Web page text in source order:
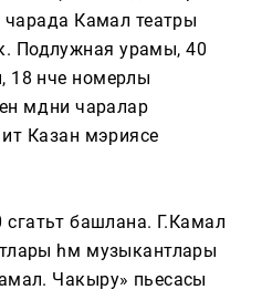
чарада Камал театры
Подлужная урамы, 40
18 нче номерлы
мәдәни чаралар
Казан мэриясе
башлана. Г.Камал
һәм музыкантлары
Чакыру» пьесасы